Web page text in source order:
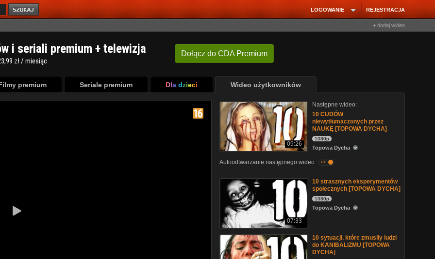
REJESTRACJA
LOGOWANIE
+ dodaj wideo
Dołącz do CDA Premium
i seriali premium + telewizja
zł / miesiąc
premium Seriale premium Dla dzieci Wideo użytkowników
09:26
Następne wideo:
10 CUDÓW
niewytłumaczonych przez
NAUKĘ [TOPOWA DYCHA]
1080p
Topowa Dycha
Autoodtwarzanie następnego wideo on
07:33
10 strasznych eksperymentów
społecznych [TOPOWA DYCHA]
1080p
Topowa Dycha
10 sytuacji, które zmusiły ludzi
do KANIBALIZMU [TOPOWA
DYCHA]